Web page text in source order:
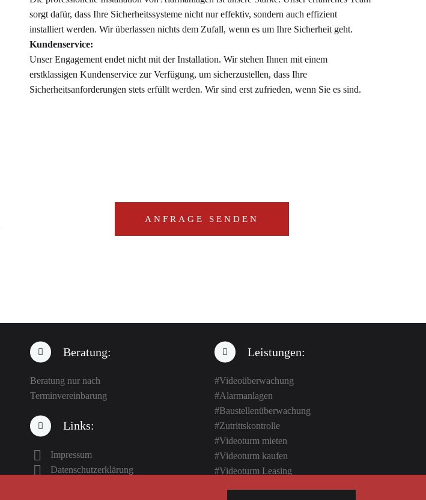
sorgt dafür, dass Ihre Sicherheitssysteme nicht nur effektiv, sondern auch effizient
installiert werden. Wir überlassen nichts dem Zufall, wenn es um Ihre Sicherheit geht.
Kundenservice:
Unser Engagement endet nicht mit der Installation. Wir stehen Ihnen mit einem
erstklassigen Kundenservice zur Verfügung, um sicherzustellen, dass Ihre
Sicherheitsanforderungen stets erfüllt werden. Wir sind erst zufrieden, wenn Sie es sind.
ANFRAGE SENDEN
Beratung:
Beratung nur nach
Terminvereinbarung
Links:
Impressum
Datenschutzerklärung
Leistungen:
#Videoüberwachung
#Alarmanlagen
#Baustellenüberwachung
#Zutrittskontrolle
#Videoturm mieten
#Videoturm kaufen
#Videoturm Leasing